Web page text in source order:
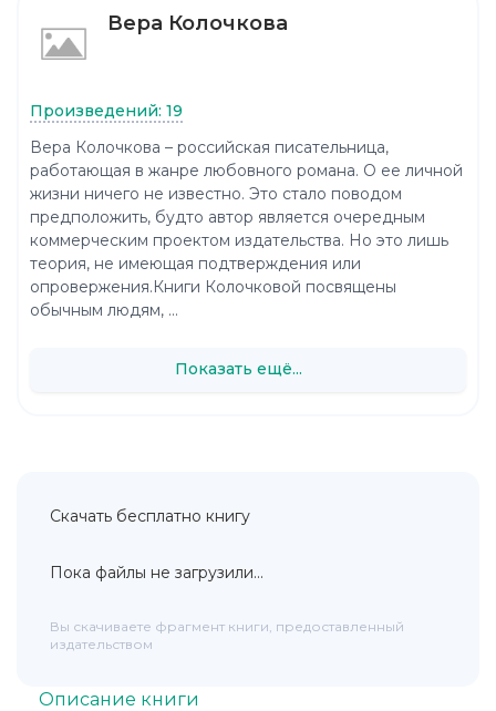
Описание книги
Вера Колочкова
Произведений: 19
Вера Колочкова – российская писательница,
работающая в жанре любовного романа. О ее личной
жизни ничего не известно. Это стало поводом
предположить, будто автор является очередным
коммерческим проектом издательства. Но это лишь
теория, не имеющая подтверждения или
опровержения.Книги Колочковой посвящены
обычным людям, ...
Показать ещё...
Скачать бесплатно книгу
Пока файлы не загрузили...
Вы скачиваете фрагмент книги, предоставленный
издательством